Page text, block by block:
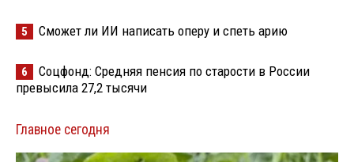
5 Сможет ли ИИ написать оперу и спеть арию
6
Соцфонд: Средняя пенсия по старости в России
превысила 27,2 тысячи
Главное сегодня